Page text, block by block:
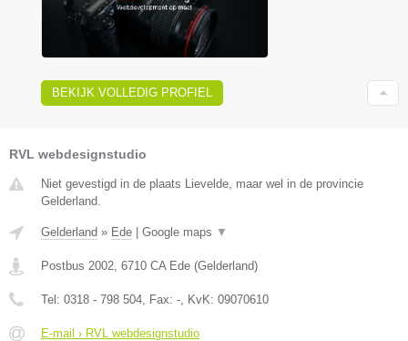
BEKIJK VOLLEDIG PROFIEL
RVL webdesignstudio
Niet gevestigd in de plaats Lievelde, maar wel in de provincie
Gelderland.
Gelderland » Ede Google maps ▼
Postbus 2002 6710 CA Ede (Gelderland)
Tel: 0318 - 798 504 , Fax: - , KvK: 09070610
E-mail › RVL webdesignstudio